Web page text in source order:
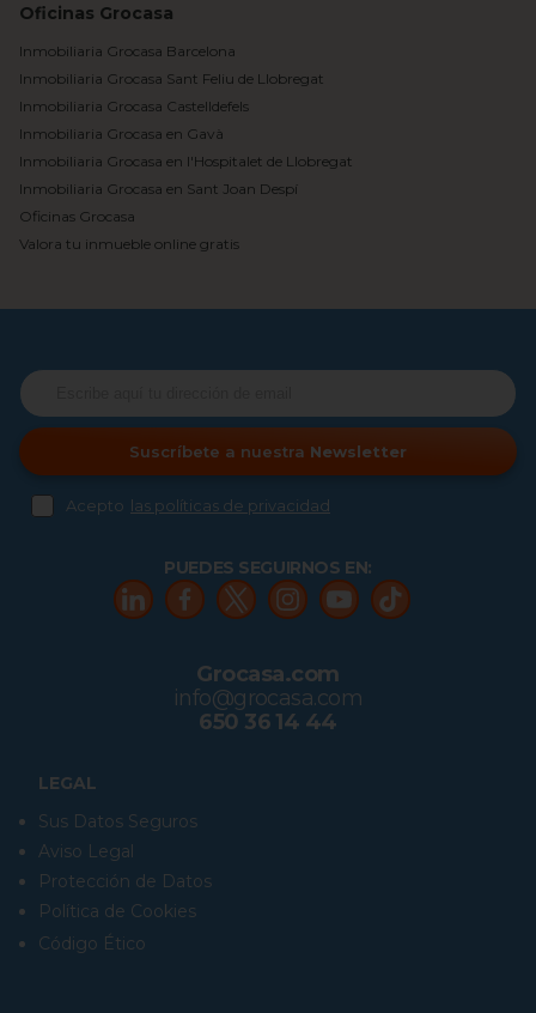
Oficinas Grocasa
Inmobiliaria Grocasa Barcelona
Inmobiliaria Grocasa Sant Feliu de Llobregat
Inmobiliaria Grocasa Castelldefels
Inmobiliaria Grocasa en Gavà
Inmobiliaria Grocasa en l'Hospitalet de Llobregat
Inmobiliaria Grocasa en Sant Joan Despí
Oficinas Grocasa
Valora tu inmueble online gratis
Suscríbete a nuestra Newsletter
Acepto las políticas de privacidad
LEGAL
Sus Datos Seguros
Aviso Legal
Protección de Datos
Política de Cookies
Código Ético
PUEDES SEGUIRNOS EN:
Grocasa.com
info@grocasa.com
650 36 14 44